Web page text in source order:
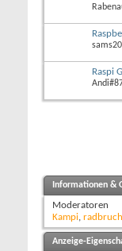
Raspi
Informationen &
Moderatoren
Kampi, radbruch
Anzeige-